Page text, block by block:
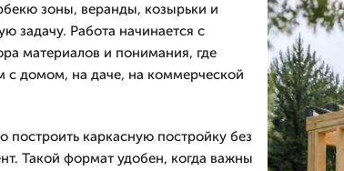
зоны, веранды, козырьки и
задачу. Работа начинается с
материалов и понимания, где
с домом, на даче, на коммерческой
построить каркасную постройку без
Такой формат удобен, когда важны